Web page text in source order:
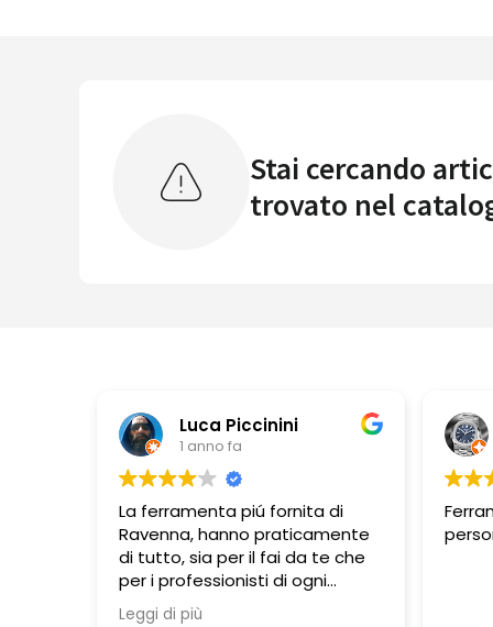
Stai cercando
trovato nel
Luca Piccinini
1 anno fa
La ferramenta piú fornita di
Ravenna, hanno praticamente
di tutto, sia per il fai da te che
per i professionisti di ogni
branca lavorativa. Si trovano
Leggi di più